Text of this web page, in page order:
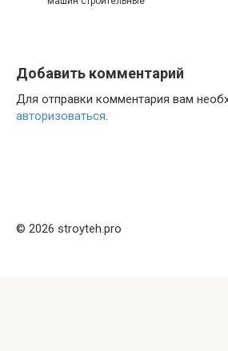
Добавить комментарий
Для отправки комментария вам
авторизоваться.
© 2026 stroyteh.pro